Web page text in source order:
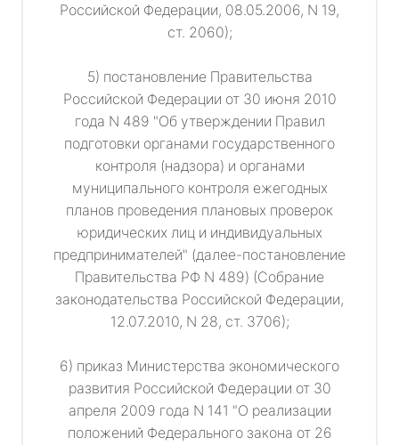
Российской Федерации, 08.05.2006, N 19,
ст. 2060);
5) постановление Правительства
Российской Федерации от 30 июня 2010
года N 489 "Об утверждении Правил
подготовки органами государственного
контроля (надзора) и органами
муниципального контроля ежегодных
планов проведения плановых проверок
юридических лиц и индивидуальных
предпринимателей" (далее-постановление
Правительства РФ N 489) (Собрание
законодательства Российской Федерации,
12.07.2010, N 28, ст. 3706);
6) приказ Министерства экономического
развития Российской Федерации от 30
апреля 2009 года N 141 "О реализации
положений Федерального закона от 26